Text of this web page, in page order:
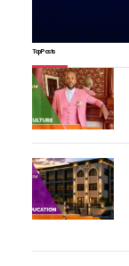
Top Posts